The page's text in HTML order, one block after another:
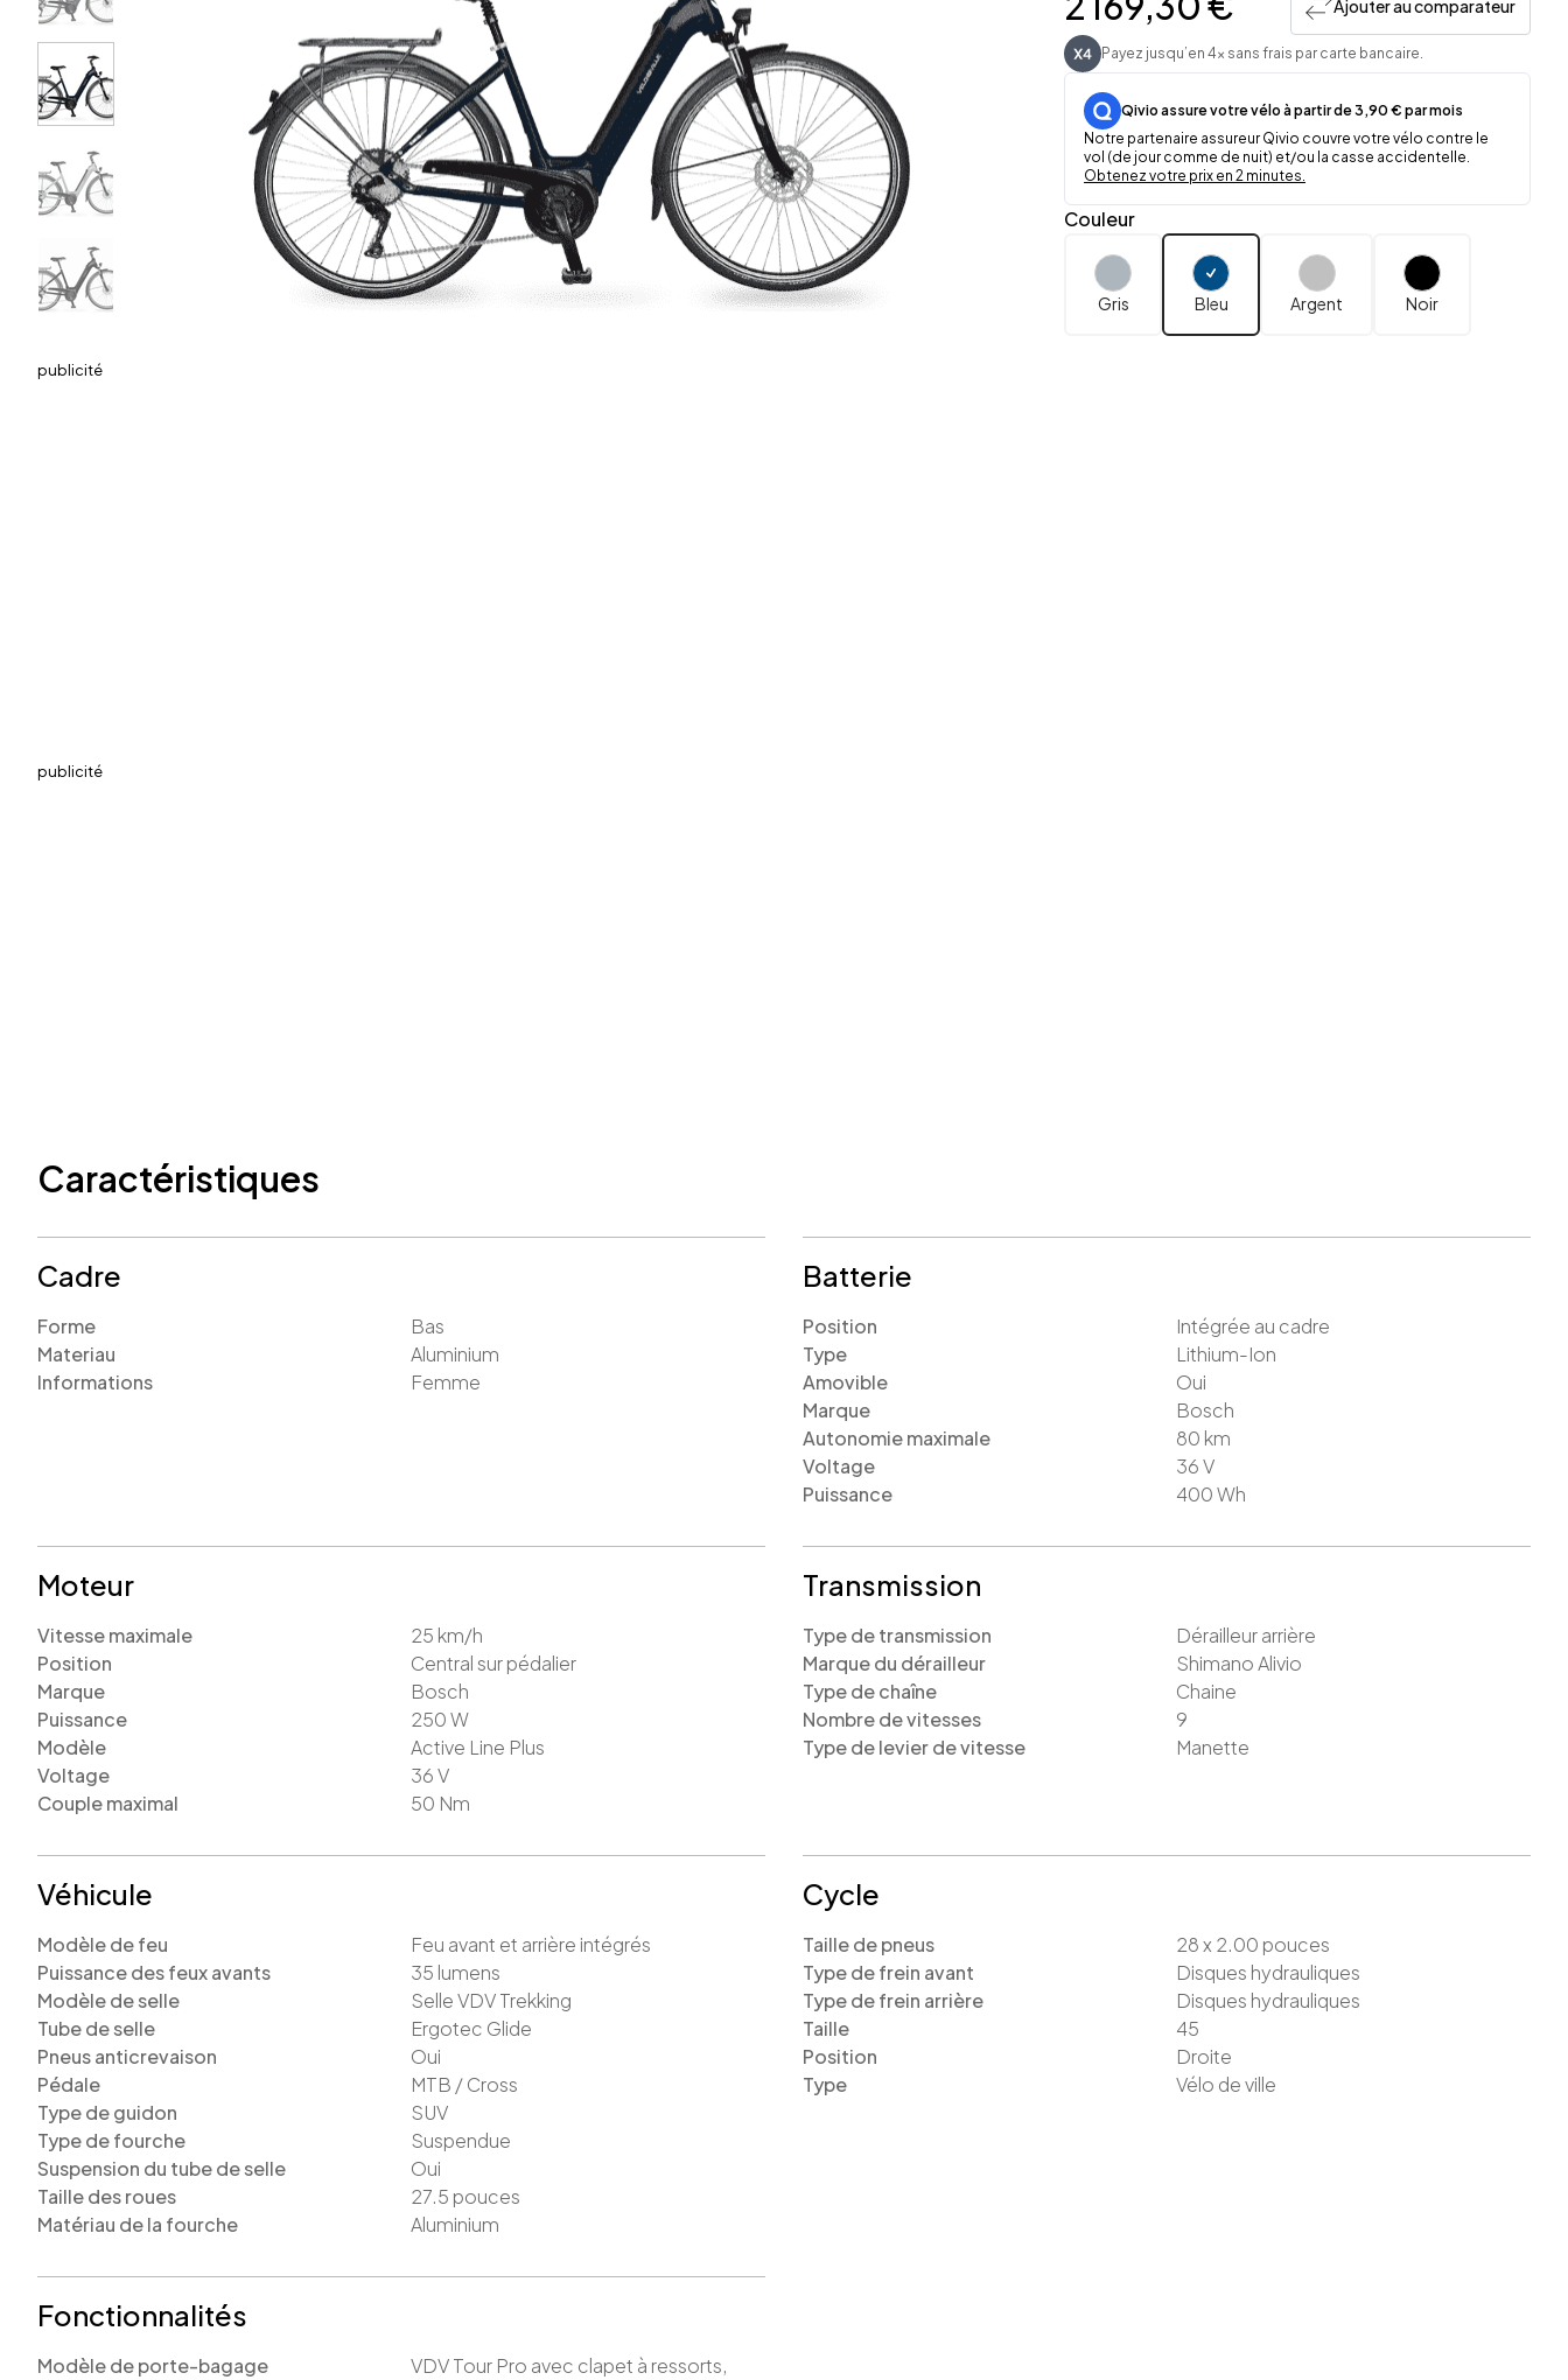
Ajouter au comparateur
Payez jusqu’en 4x sans frais par carte bancaire.
Qivio assure votre vélo à partir de 3,90 € par mois
Notre partenaire assureur Qivio couvre votre vélo contre le
vol (de jour comme de nuit) et/ou la casse accidentelle.
Obtenez votre prix en 2 minutes.
Couleur
Gris Bleu Argent Noir
publicité
publicité
Caractéristiques
Cadre
Forme
Bas
Materiau
Aluminium
Informations
Femme
Batterie
Position
Intégrée au cadre
Type
Lithium-Ion
Amovible
Oui
Marque
Bosch
Autonomie maximale
80 km
Voltage
36V
Puissance
400Wh
Moteur
Vitesse maximale 25 km/h
Position
Central sur pédalier
Marque
Bosch
Puissance
250W
Modèle
Active Line Plus
Voltage
36V
Couple maximal
50 Nm
Transmission
Type de transmission
Dérailleur arrière
Marque du dérailleur
Shimano Alivio
Type de chaîne
Chaine
Nombre de vitesses
9
Type de levier de vitesse
Manette
Véhicule
Modèle de feu
Feu avant et arrière intégrés
Puissance des feux avants
35 lumens
Modèle de selle
Selle VDV Trekking
Tube de selle
Ergotec Glide
Pneus anticrevaison
Oui
Pédale
MTB / Cross
Type de guidon
SUV
Type de fourche
Suspendue
Suspension du tube de selle
Oui
Taille des roues
27.5 pouces
Matériau de la fourche
Aluminium
Cycle
Taille de pneus 28 x 2.00 pouces
Type de frein avant
Disques hydrauliques
Type de frein arrière
Disques hydrauliques
Taille
45
Position
Droite
Type
Vélo de ville
Fonctionnalités
Modèle de porte-bagage
VDV Tour Pro avec clapet à ressorts,